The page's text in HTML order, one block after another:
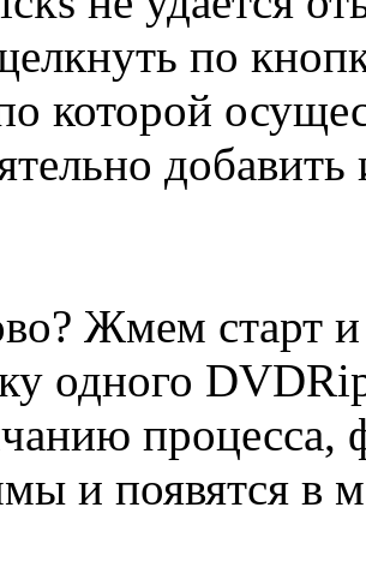
по
которой
Жмем старт
одного
процесса,
и появятся в